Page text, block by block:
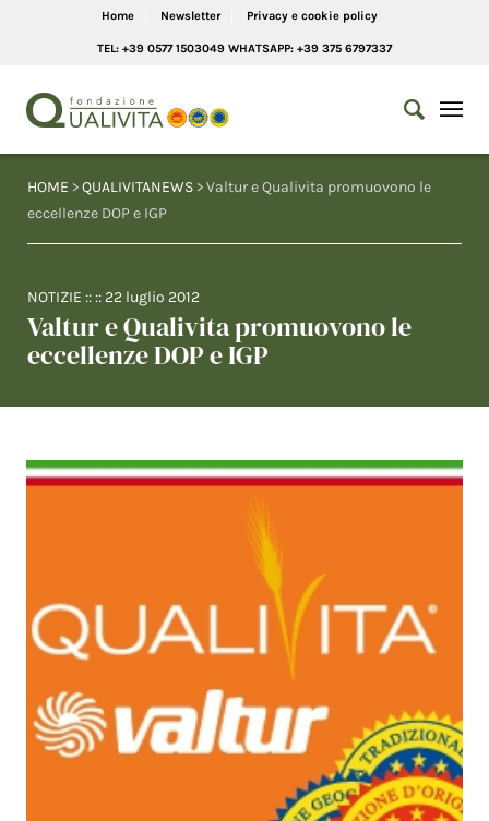
Home Newsletter Privacy e cookie policy
TEL: +39 0577 1503049 WHATSAPP: +39 375 6797337
HOME >QUALIVITANEWS > Valtur e Qualivita promuovono le
eccellenze DOP e IGP
NOTIZIE :: :: 22 luglio 2012
Valtur e Qualivita promuovono le
eccellenze DOP e IGP